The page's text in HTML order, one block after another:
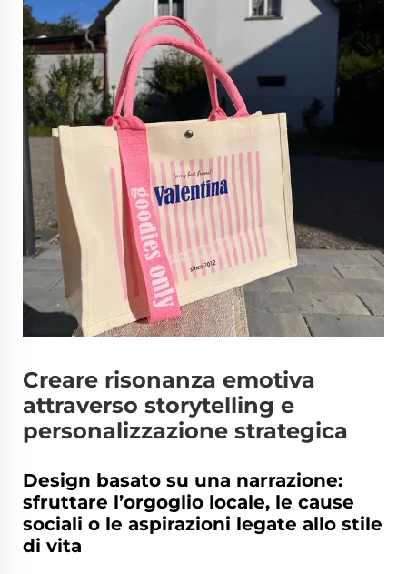
Creare risonanza emotiva
attraverso storytelling e
personalizzazione strategica
Design basato su una narrazione:
sfruttare l’orgoglio locale, le cause
sociali o le aspirazioni legate allo stile
di vita